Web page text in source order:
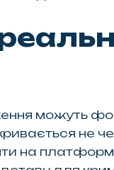
можуть
не
на